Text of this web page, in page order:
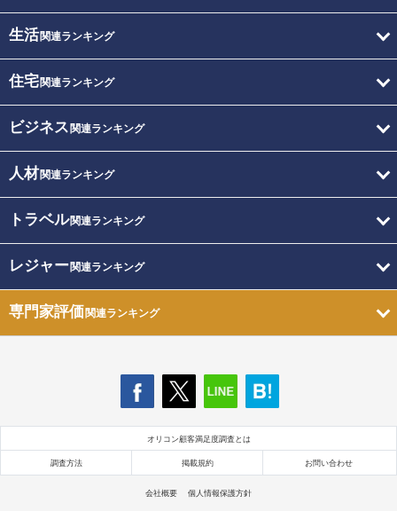
生活関連ランキング
住宅関連ランキング
ビジネス 関連ランキング
人材関連ランキング
トラベル関連ランキング
レジャー関連ランキング
専門家評価関連ランキング
オリコン顧客満足度調査とは
調査方法 掲載規約 お問い合わせ
会社概要 個人情報保護方針